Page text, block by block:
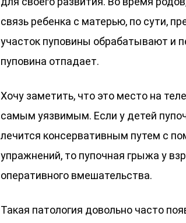
связь ребенка с матерью, по сути,
участок пуповины обрабатывают и
пуповина отпадает.
Хочу заметить, что это место на
самым уязвимым. Если у детей
лечится консервативным путем с
упражнений, то пупочная грыжа у
оперативного вмешательства.
Такая патология довольно часто